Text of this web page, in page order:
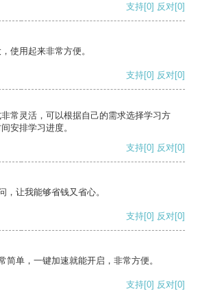
支持[0] 反对[0]
使用起来非常方便。
支持[0] 反对[0]
常灵活，可以根据自己的需求选择学习方
安排学习进度。
支持[0] 反对[0]
，让我能够省钱又省心。
支持[0] 反对[0]
简单，一键加速就能开启，非常方便。
支持[0] 反对[0]